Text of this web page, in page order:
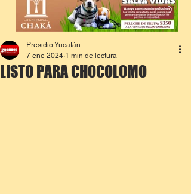
LISTO PARA CHOCOLOMO
Presidio Yucatán
7 ene 2024 1 min de lectura